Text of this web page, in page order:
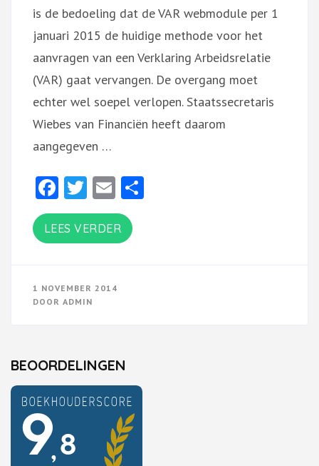
is de bedoeling dat de VAR webmodule per 1
januari 2015 de huidige methode voor het
aanvragen van een Verklaring Arbeidsrelatie
(VAR) gaat vervangen. De overgang moet
echter wel soepel verlopen. Staatssecretaris
Wiebes van Financiën heeft daarom
aangegeven …
Facebook
Twitter
Email
LEES VERDER
1 NOVEMBER 2014
DOOR ADMIN
BEOORDELINGEN